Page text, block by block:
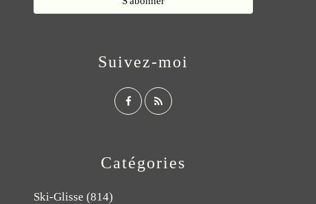
Catégories
Ski-Glisse (814)
Suivez-moi